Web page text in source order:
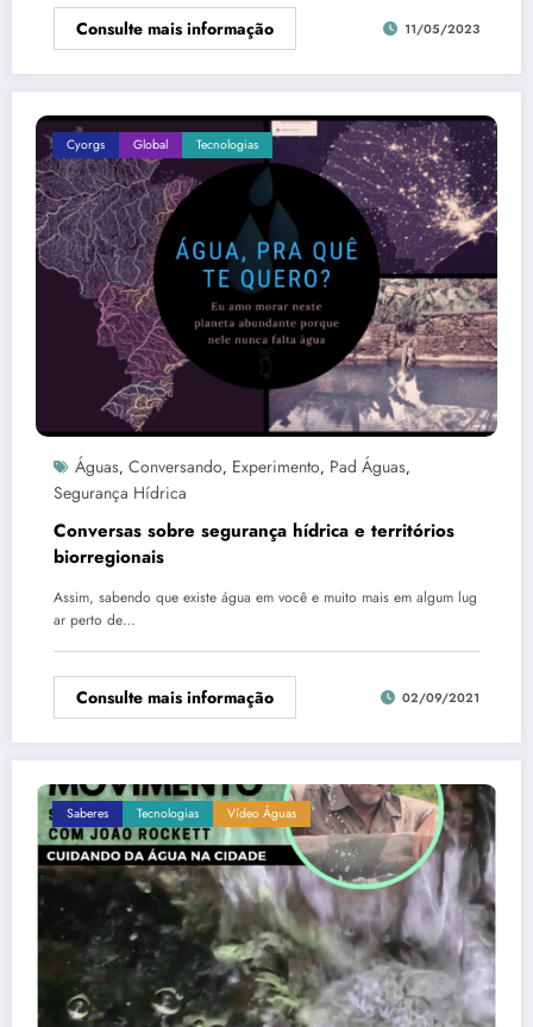
Consulte mais informação 11/05/2023
Cyorgs Global Tecnologias
Águas, Conversando, Experimento, Pad Águas,
Segurança Hídrica
Conversas sobre segurança hídrica e territórios
biorregionais
Assim, sabendo que existe água em você e muito mais em algum lug
ar perto de…
Consulte mais informação 02/09/2021
Saberes Tecnologias Vídeo Águas